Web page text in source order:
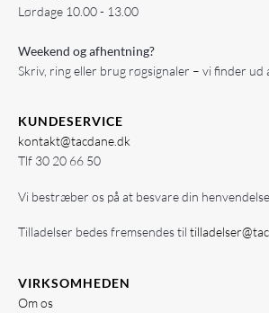
Lørdage 10.00 - 13.00
Weekend og afhentning?
Skriv, ring eller brug røgsignaler – vi finder ud
KUNDESERVICE
kontakt@tacdane.dk
Tlf 30 20 66 50
Vi bestræber os på at besvare din
Tilladelser bedes fremsendes til
VIRKSOMHEDEN
Om os